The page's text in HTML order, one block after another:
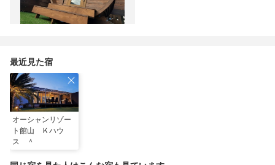
最近見た宿
オーシャンリゾー
ト館山 Ｋハウ
ス ＾